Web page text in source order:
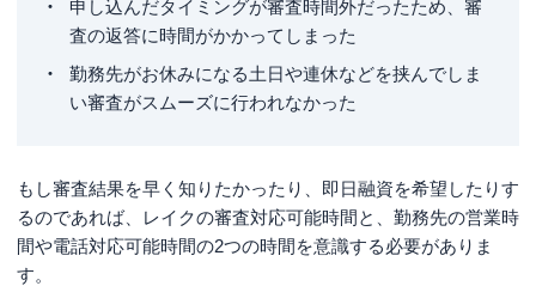
申し込んだタイミングが審査時間外だったため、審
査の返答に時間がかかってしまった
勤務先がお休みになる土日や連休などを挟んでしま
い審査がスムーズに行われなかった
もし審査結果を早く知りたかったり、即日融資を希望したりす
るのであれば、レイクの審査対応可能時間と、勤務先の営業時
間や電話対応可能時間の2つの時間を意識する必要がありま
す。